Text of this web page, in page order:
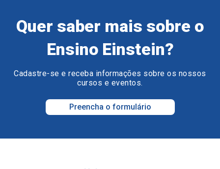
Quer saber mais sobre o
Ensino Einstein?
Cadastre-se e receba informações sobre os nossos
cursos e eventos.
Preencha o formulário